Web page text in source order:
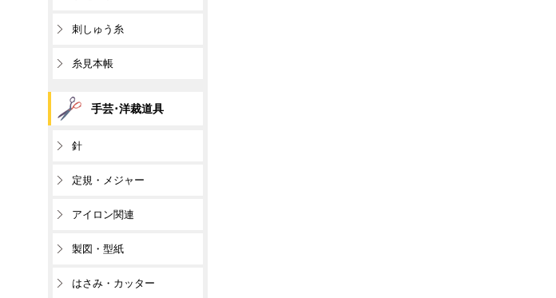
刺しゅう糸
糸見本帳
手芸･洋裁道具
針
定規・メジャー
アイロン関連
製図・型紙
はさみ・カッター